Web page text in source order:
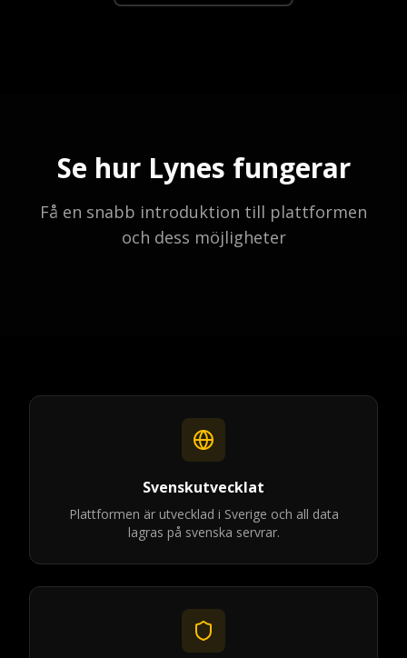
Se hur Lynes fungerar
Få en snabb introduktion till plattformen
och dess möjligheter
Svenskutvecklat
Plattformen är utvecklad i Sverige och all data
lagras på svenska servrar.